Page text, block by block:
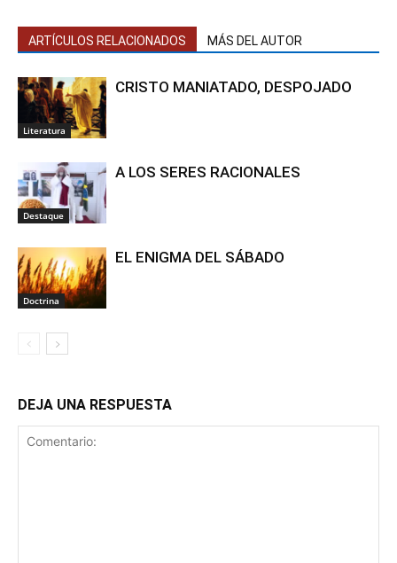
ARTÍCULOS RELACIONADOS MÁS DEL AUTOR
Literatura
CRISTO MANIATADO, DESPOJADO
Destaque
A LOS SERES RACIONALES
Doctrina
EL ENIGMA DEL SÁBADO
DEJA UNA RESPUESTA